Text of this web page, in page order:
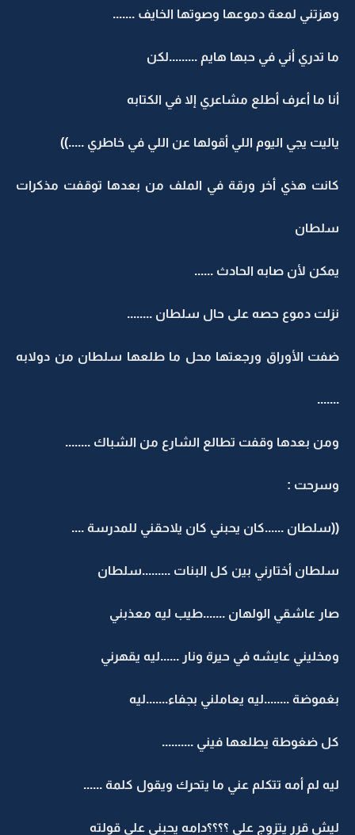
وهزتني لمعة دموعها وصوتها الخايف .......
ما تدري أني في حبها هايم .........لكن
أنا ما أعرف أطلع مشاعري إلا في الكتابه
ياليت يجي اليوم اللي أقولها عن اللي في خاطري .....))
كانت هذي أخر ورقة في الملف من بعدها توقفت مذكرات
سلطان
يمكن لأن صابه الحادث ......
نزلت دموع حصه على حال سلطان ........
ضفت الأوراق ورجعتها محل ما طلعها سلطان من دولابه
.......
ومن بعدها وقفت تطالع الشارع من الشباك ........
وسرحت :
((سلطان ......كان يحبني كان يلاحقني للمدرسة ....
سلطان أختارني بين كل البنات .........سلطان
صار عاشقي الولهان .......طيب ليه معذبني
ومخليني عايشه في حيرة ونار ......ليه يقهرني
بغموضة ........ليه يعاملني بجفاء.......ليه
كل ضغوطة يطلعها فيني ..........
ليه لم أمه تتكلم عني ما يتحرك ويقول كلمة ......
ليش قرر يتزوج علي ؟؟؟؟دامه يحبني على قولته